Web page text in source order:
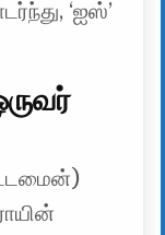
‘ஐஸ்’